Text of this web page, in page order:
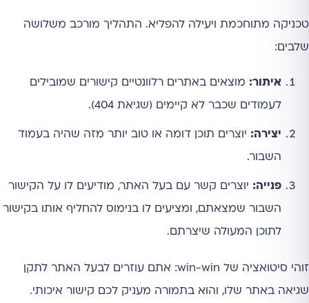
טכניקה מתוחכמת ויעילה להפליא. התהליך מורכב משלושה
שלבים:
איתור: מוצאים באתרים רלוונטיים קישורים שמובילים
לעמודים שכבר לא קיימים (שגיאת 404).
יצירה: יוצרים תוכן דומה או טוב יותר מזה שהיה בעמוד
השבור.
פנייה: יוצרים קשר עם בעל האתר, מודיעים לו על הקישור
השבור שמצאתם, ומציעים לו בנימוס להחליף אותו בקישור
לתוכן המעולה שיצרתם.
זוהי סיטואציה של win-win: אתם עוזרים לבעל האתר לתקן
שגיאה באתר שלו, והוא בתמורה מעניק לכם קישור איכותי.